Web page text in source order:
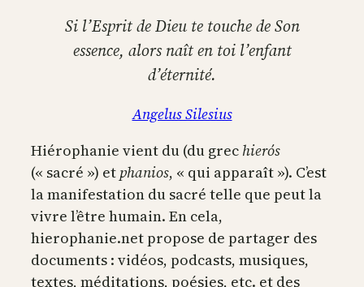
Si l’Esprit de Dieu te touche de Son
essence, alors naît en toi l’enfant
d’éternité.
Angelus Silesius
Hiérophanie vient du (du grec hierós
(« sacré ») et phanios, « qui apparaît »). C’est
la manifestation du sacré telle que peut la
vivre l’être humain. En cela,
hierophanie.net propose de partager des
documents : vidéos, podcasts, musiques,
textes, méditations, poésies, etc. et des